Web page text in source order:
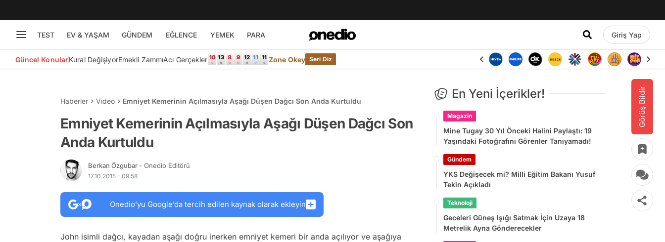
TEST EV & YAŞAM GÜNDEM EĞLENCE YEMEK PARA Giriş Yap
Güncel KonularKural DeğişiyorEmekli ZammıAcı Gerçekler Zone Okey Seri Diz
Görüş Bildir
Haberler Video Emniyet Kemerinin Açılmasıyla Aşağı Düşen Dağcı Son Anda Kurtuldu
Emniyet Kemerinin Açılmasıyla Aşağı Düşen Dağcı Son
Anda Kurtuldu
Berkan Özgubar - Onedio Editörü
17.10.2015 - 09:58
Onedio’yu Google’da tercih edilen kaynak olarak ekleyin
John isimli dağcı, kayadan aşağı doğru inerken emniyet kemeri bir anda açılıyor ve aşağıya
En Yeni İçerikler!
Magazin
Mine Tugay 30 Yıl Önceki Halini Paylaştı: 19
Yaşındaki Fotoğrafını Görenler Tanıyamadı!
Gündem
YKS Değişecek mi? Milli Eğitim Bakanı Yusuf
Tekin Açıkladı
Teknoloji
Geceleri Güneş Işığı Satmak İçin Uzaya 18
Metrelik Ayna Gönderecekler